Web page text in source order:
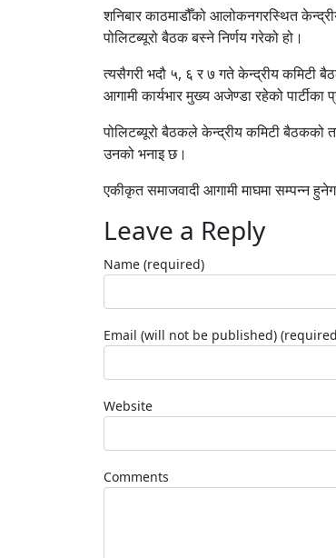
शनिबार काठमाडौँको आलोकनगरस्थित
पोलिटब्यूरो बैठक बस्ने निर्णय गरेको हो।
त्यसैगरी भदौ ५, ६ र ७ गते केन्द्रीय कमिटी
आगामी कार्यभार मुख्य अजेण्डा रहेको
पोलिटब्यूरो बैठकले केन्द्रीय कमिटी बैठकको
उनको भनाइ छ।
एकीकृत समाजवादी आगामी माघमा सम्पन्न
Leave a Reply
Name (required)
Email (will not be published)
Website
Comments